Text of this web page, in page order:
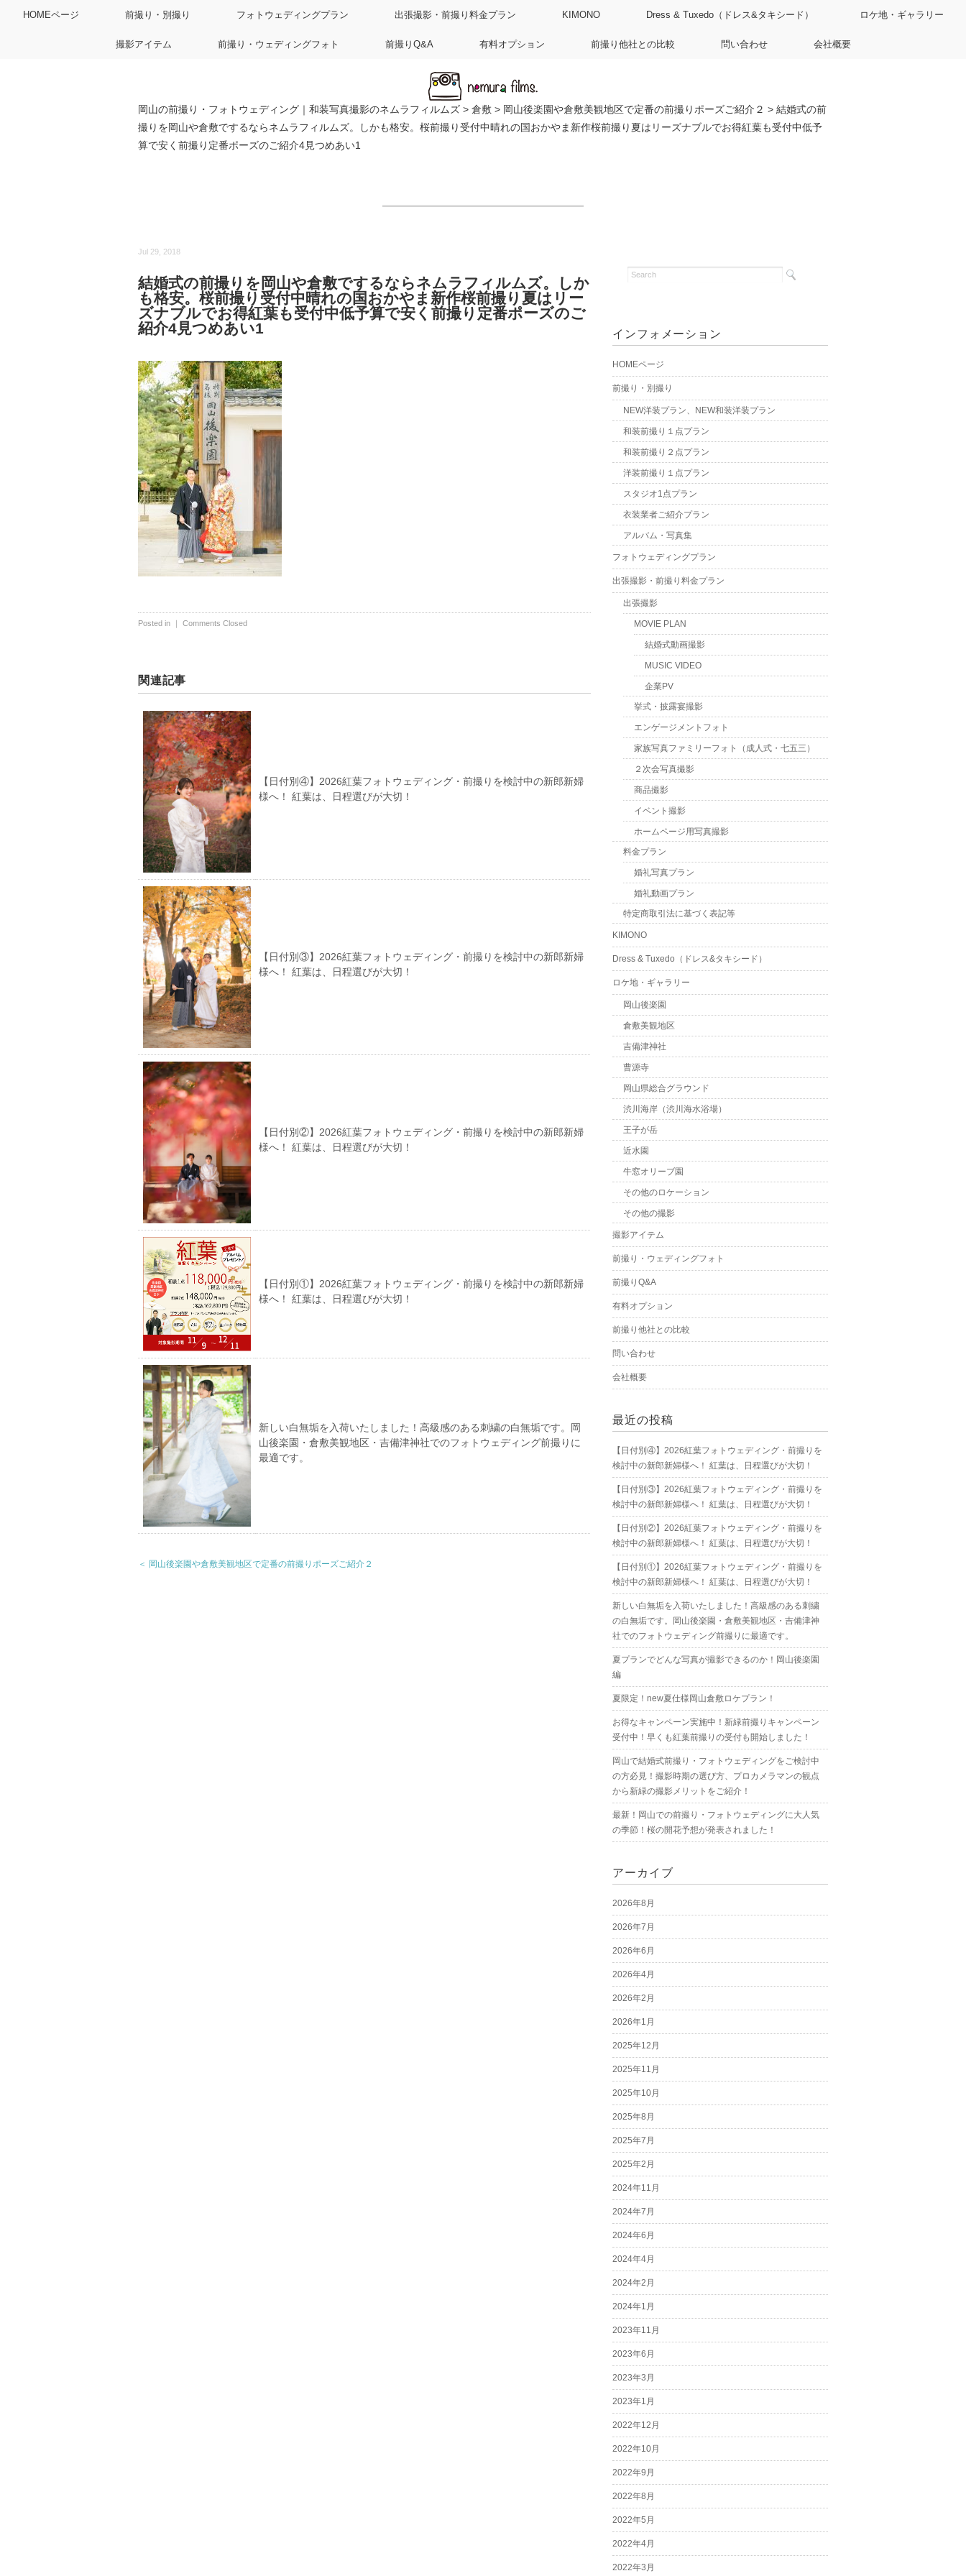
HOMEページ 前撮り・別撮り フォトウェディングプラン 出張撮影・前撮り料金プラン KIMONO Dress & Tuxedo（ドレス&タキシード） ロケ地・ギャラリー
撮影アイテム 前撮り・ウェディングフォト 前撮りQ&A 有料オプション 前撮り他社との比較 問い合わせ 会社概要
岡山の前撮り・フォトウェディング｜和装写真撮影のネムラフィルムズ > 倉敷 > 岡山後楽園や倉敷美観地区で定番の前撮りポーズご紹介２ > 結婚式の前
撮りを岡山や倉敷でするならネムラフィルムズ。しかも格安。桜前撮り受付中晴れの国おかやま新作桜前撮り夏はリーズナブルでお得紅葉も受付中低予
算で安く前撮り定番ポーズのご紹介4見つめあい1
Jul 29, 2018
結婚式の前撮りを岡山や倉敷でするならネムラフィルムズ。しか
も格安。桜前撮り受付中晴れの国おかやま新作桜前撮り夏はリー
ズナブルでお得紅葉も受付中低予算で安く前撮り定番ポーズのご
紹介4見つめあい1
Posted in ｜ Comments Closed
関連記事
【日付別④】2026紅葉フォトウェディング・前撮りを検討中の新郎新婦
様へ！ 紅葉は、日程選びが大切！
【日付別③】2026紅葉フォトウェディング・前撮りを検討中の新郎新婦
様へ！ 紅葉は、日程選びが大切！
【日付別②】2026紅葉フォトウェディング・前撮りを検討中の新郎新婦
様へ！ 紅葉は、日程選びが大切！
【日付別①】2026紅葉フォトウェディング・前撮りを検討中の新郎新婦
様へ！ 紅葉は、日程選びが大切！
新しい白無垢を入荷いたしました！高級感のある刺繍の白無垢です。岡
山後楽園・倉敷美観地区・吉備津神社でのフォトウェディング前撮りに
最適です。
＜ 岡山後楽園や倉敷美観地区で定番の前撮りポーズご紹介２
インフォメーション
HOMEページ
前撮り・別撮り
NEW洋装プラン、NEW和装洋装プラン
和装前撮り１点プラン
和装前撮り２点プラン
洋装前撮り１点プラン
スタジオ1点プラン
衣装業者ご紹介プラン
アルバム・写真集
フォトウェディングプラン
出張撮影・前撮り料金プラン
出張撮影
MOVIE PLAN
結婚式動画撮影
MUSIC VIDEO
企業PV
挙式・披露宴撮影
エンゲージメントフォト
家族写真ファミリーフォト（成人式・七五三）
２次会写真撮影
商品撮影
イベント撮影
ホームページ用写真撮影
料金プラン
婚礼写真プラン
婚礼動画プラン
特定商取引法に基づく表記等
KIMONO
Dress & Tuxedo（ドレス&タキシード）
ロケ地・ギャラリー
岡山後楽園
倉敷美観地区
吉備津神社
曹源寺
岡山県総合グラウンド
渋川海岸（渋川海水浴場）
王子が岳
近水園
牛窓オリーブ園
その他のロケーション
その他の撮影
撮影アイテム
前撮り・ウェディングフォト
前撮りQ&A
有料オプション
前撮り他社との比較
問い合わせ
会社概要
最近の投稿
【日付別④】2026紅葉フォトウェディング・前撮りを
検討中の新郎新婦様へ！ 紅葉は、日程選びが大切！
【日付別③】2026紅葉フォトウェディング・前撮りを
検討中の新郎新婦様へ！ 紅葉は、日程選びが大切！
【日付別②】2026紅葉フォトウェディング・前撮りを
検討中の新郎新婦様へ！ 紅葉は、日程選びが大切！
【日付別①】2026紅葉フォトウェディング・前撮りを
検討中の新郎新婦様へ！ 紅葉は、日程選びが大切！
新しい白無垢を入荷いたしました！高級感のある刺繍
の白無垢です。岡山後楽園・倉敷美観地区・吉備津神
社でのフォトウェディング前撮りに最適です。
夏プランでどんな写真が撮影できるのか！岡山後楽園
編
夏限定！new夏仕様岡山倉敷ロケプラン！
お得なキャンペーン実施中！新緑前撮りキャンペーン
受付中！早くも紅葉前撮りの受付も開始しました！
岡山で結婚式前撮り・フォトウェディングをご検討中
の方必見！撮影時期の選び方、プロカメラマンの観点
から新緑の撮影メリットをご紹介！
最新！岡山での前撮り・フォトウェディングに大人気
の季節！桜の開花予想が発表されました！
アーカイブ
2026年8月
2026年7月
2026年6月
2026年4月
2026年2月
2026年1月
2025年12月
2025年11月
2025年10月
2025年8月
2025年7月
2025年2月
2024年11月
2024年7月
2024年6月
2024年4月
2024年2月
2024年1月
2023年11月
2023年6月
2023年3月
2023年1月
2022年12月
2022年10月
2022年9月
2022年8月
2022年5月
2022年4月
2022年3月